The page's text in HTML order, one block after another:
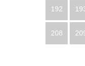
192
208